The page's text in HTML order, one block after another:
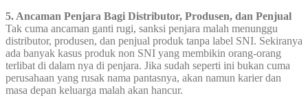
5. Ancaman Penjara Bagi Distributor, Produsen, dan Penjual
Tak cuma ancaman ganti rugi, sanksi penjara malah menunggu
distributor, produsen, dan penjual produk tanpa label SNI. Sekiranya
ada banyak kasus produk non SNI yang membikin orang-orang
terlibat di dalam nya di penjara. Jika sudah seperti ini bukan cuma
perusahaan yang rusak nama pantasnya, akan namun karier dan
masa depan keluarga malah akan hancur.